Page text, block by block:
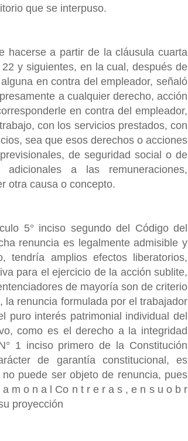
que se interpuso.
hacerse a partir de la cláusula cuarta
y siguientes, en la cual, después de
en contra del empleador, señaló
a cualquier derecho, acción
en contra del empleador,
con los servicios prestados, con
sea que esos derechos o acciones
de seguridad social o de
a las remuneraciones,
otra causa o concepto.
5° inciso segundo del Código del
renuncia es legalmente admisible y
tendría amplios efectos liberatorios,
para el ejercicio de la acción sublite,
de mayoría son de criterio
renuncia formulada por el trabajador
puro interés patrimonial individual del
como es el derecho a la integridad
1 inciso primero de la Constitución
de garantía constitucional, es
puede ser objeto de renuncia, pues
m o n a l Co n t r e r a s , e n s u o b r
proyección